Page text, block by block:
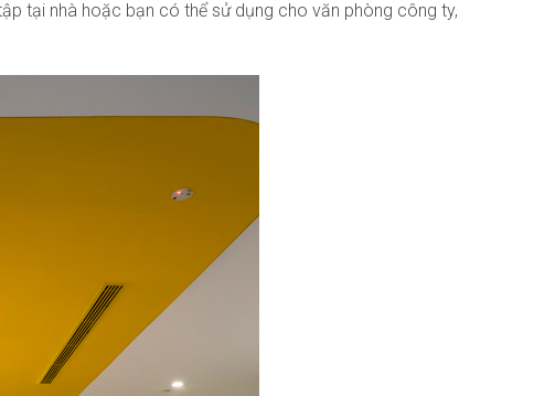
tại nhà hoặc bạn có thể sử dụng cho văn phòng công ty,